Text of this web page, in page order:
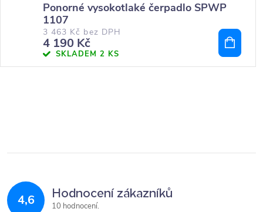
Ponorné vysokotlaké čerpadlo SPWP
1107
3 463 Kč bez DPH
4 190 Kč
SKLADEM 2 KS
4,6 Hodnocení zákazníků
10 hodnocení